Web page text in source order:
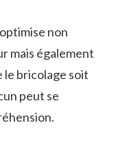
non
mais également
le bricolage soit
peut se